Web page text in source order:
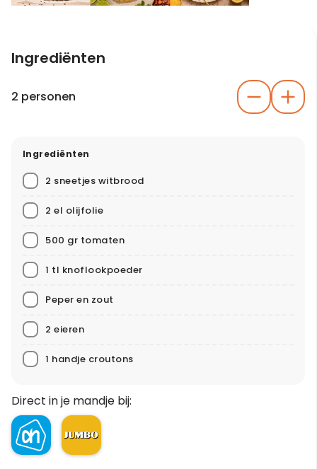
Ingrediënten
2 personen
Ingrediënten
2 sneetjes witbrood
2 el olijfolie
500 gr tomaten
1 tl knoflookpoeder
Peper en zout
2 eieren
1 handje croutons
Direct in je mandje bij: